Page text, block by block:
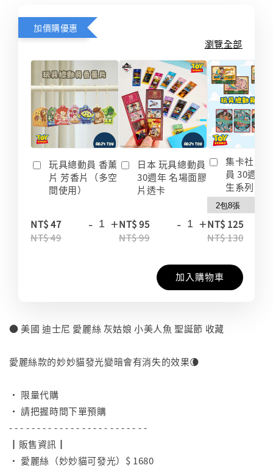
加價購優惠
瀏覽全部
玩具總動員 香薰
片 芳香片（多空
間使用）
NT$ 47
NT$ 49
- +
日本 玩具總動員
30週年 名場面膠
片透卡
NT$ 95
NT$ 99
- +
集卡社 玩
員 30週年
生系列 收
NT$ 125
NT$ 130
加入購物車
● 美國 迪士尼 愛麗絲 灰姑娘 小美人魚 聖誕節 收藏
愛麗絲款的妙妙貓發光變暗會有消失的效果🌘
• 限量代購
• 請把握時間下單預購
- - - - - - - - - - - - - - - - - - - - - - - - -
┃販售資訊┃
• 愛麗絲（妙妙貓可發光）$ 1680